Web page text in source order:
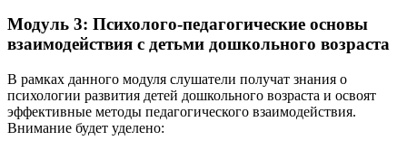
Модуль 3: Психолого-педагогические основы
взаимодействия с детьми дошкольного возраста
В рамках данного модуля слушатели получат знания о
психологии развития детей дошкольного возраста и освоят
эффективные методы педагогического взаимодействия.
Внимание будет уделено: